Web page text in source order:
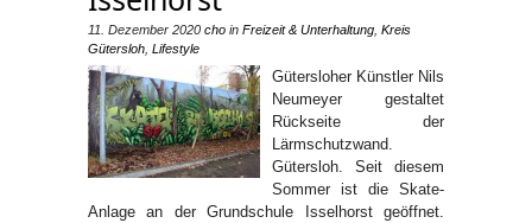
11. Dezember 2020 cho in Freizeit & Unterhaltung Kreis
Gütersloh Lifestyle
Gütersloher Künstler Nils
Neumeyer gestaltet
Rückseite der
Lärmschutzwand.
Gütersloh. Seit diesem
Sommer ist die Skate-
Anlage an der Grundschule Isselhorst geöffnet.